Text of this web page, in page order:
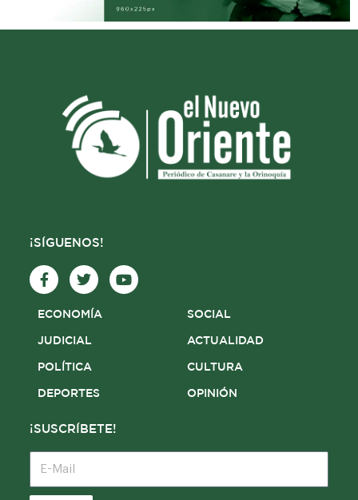
¡SÍGUENOS!
F
a
c
e
o
k
-
f
T
w
i
t
e
Y
o
u
ECONOMÍA
JUDICIAL
POLÍTICA
DEPORTES
SOCIAL
ACTUALIDAD
CULTURA
OPINIÓN
¡SUSCRÍBETE!
Mail